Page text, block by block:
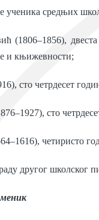
средњих
(1806–1856),
и књижевности;
сто четрдесет
сто
четиристо
другог школског